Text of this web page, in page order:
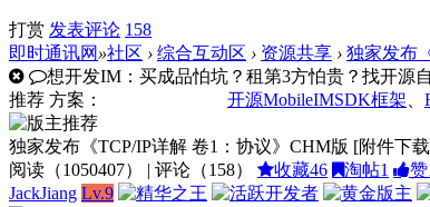
打赏 发表评论 158
即时通讯网 »社区 › 综合互动区 › 资源共享 › 独家发布
想开发IM：买成品怕坑？租第3方怕贵？找开源
推荐 方案： 开源MobileIMSDK框架
独家发布《TCP/IP详解 卷1：协议》CHM版 [附件下
阅读（1050407） | 评论（158） 收藏46 淘帖1 赞
JackJiang Lv.9